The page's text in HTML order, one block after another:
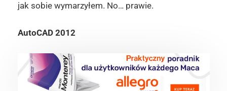
jak sobie wymarzyłem. No… prawie.
AutoCAD 2012